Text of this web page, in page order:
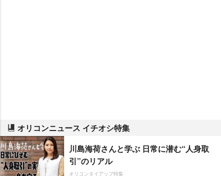
オリコンニュース イチオシ特集
川島海荷さんと学ぶ 日常に潜む“人身取
引”のリアル
オリコンタイアップ特集